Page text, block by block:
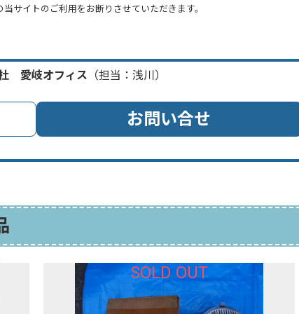
サイトのご利用をお断りさせていただきます。
愛岐オフィス （担当：浅川）
お問い合せ
SOLD OUT